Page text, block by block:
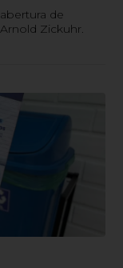
de
Zickuhr.